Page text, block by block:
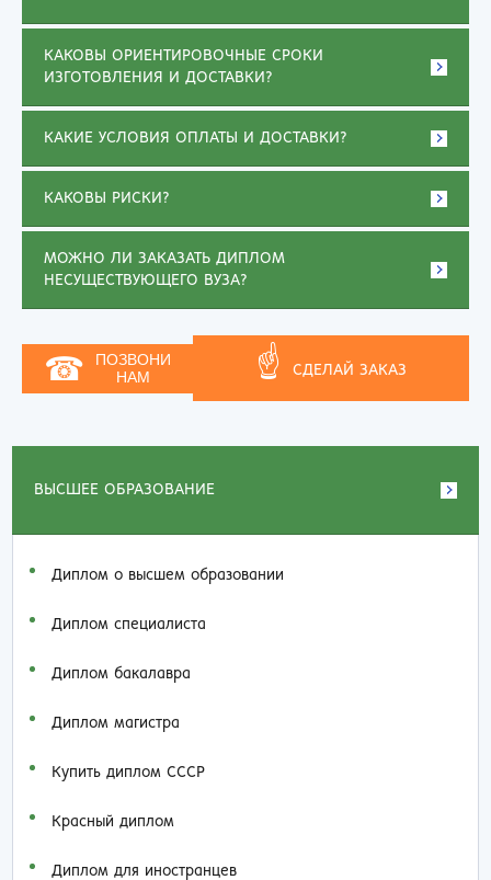
ВЫСШЕЕ ОБРАЗОВАНИЕ
Диплом о высшем образовании
Диплом специалиста
Диплом бакалавра
Диплом магистра
Купить диплом СССР
Красный диплом
Диплом для иностранцев
КАКОВЫ ОРИЕНТИРОВОЧНЫЕ СРОКИ
ИЗГОТОВЛЕНИЯ И ДОСТАВКИ?
КАКИЕ УСЛОВИЯ ОПЛАТЫ И ДОСТАВКИ?
КАКОВЫ РИСКИ?
МОЖНО ЛИ ЗАКАЗАТЬ ДИПЛОМ
НЕСУЩЕСТВУЮЩЕГО ВУЗА?
☎
ПОЗВОНИ
НАМ
☝ СДЕЛАЙ ЗАКАЗ